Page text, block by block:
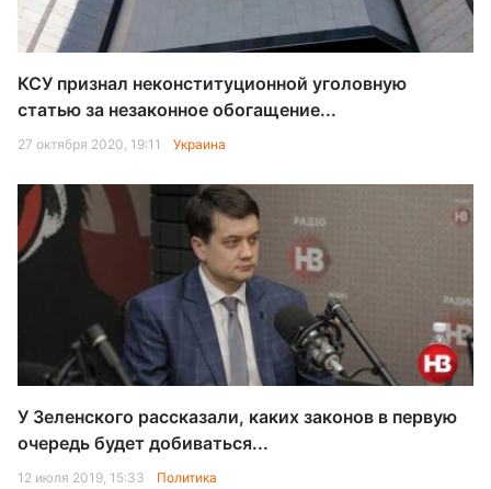
КСУ признал неконституционной уголовную
статью за незаконное обогащение...
27 октября 2020, 19:11 Украина
У Зеленского рассказали, каких законов в первую
очередь будет добиваться...
12 июля 2019, 15:33 Политика